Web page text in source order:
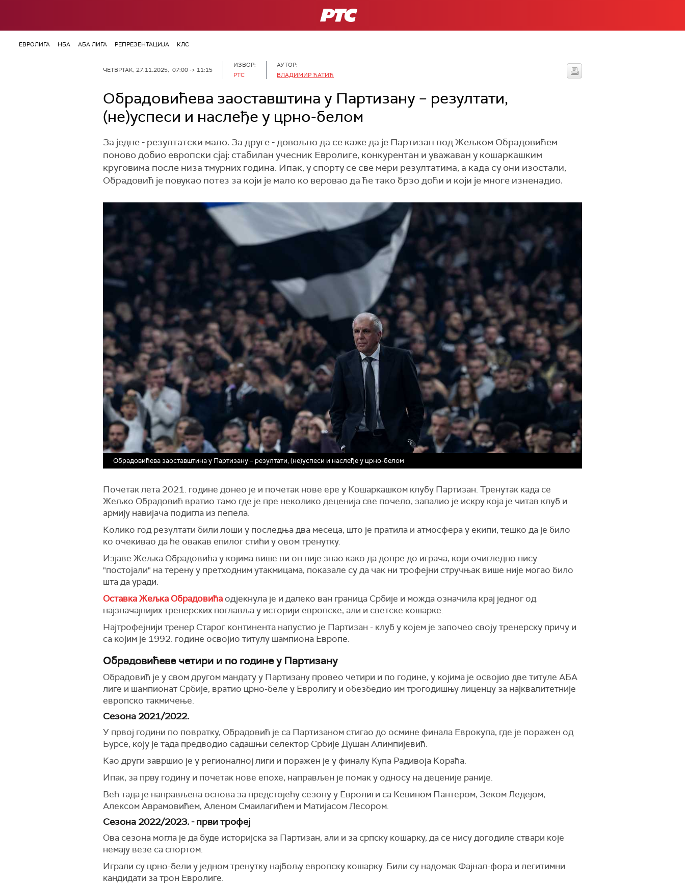
РТС
ЕВРОЛИГА НБА АБА ЛИГА РЕПРЕЗЕНТАЦИЈА КЛС
ЧЕТВРТАК, 27.11.2025, 07:00 -> 11:15
ИЗВОР:
РТС
АУТОР:
ВЛАДИМИР ЋАТИЋ
Обрадовићева заоставштина у Партизану – резултати,
(не)успеси и наслеђе у црно-белом
За једне - резултатски мало. За друге - довољно да се каже да је Партизан под Жељком Обрадовићем
поново добио европски сјај: стабилан учесник Евролиге, конкурентан и уважаван у кошаркашким
круговима после низа тмурних година. Ипак, у спорту се све мери резултатима, а када су они изостали,
Обрадовић је повукао потез за који је малo ко веровао да ће тако брзо доћи и који је многе изненадио.
Обрадовићева заоставштина у Партизану – резултати, (не)успеси и наслеђе у црно-белом
Почетак лета 2021. године донео је и почетак нове ере у Кошаркашком клубу Партизан. Тренутак када се
Жељко Обрадовић вратио тамо где је пре неколико деценија све почело, запалио је искру која је читав клуб и
армију навијача подигла из пепела.
Колико год резултати били лоши у последња два месеца, што је пратила и атмосфера у екипи, тешко да је било
ко очекивао да ће овакав епилог стићи у овом тренутку.
Изјаве Жељка Обрадовића у којима више ни он није знао како да допре до играча, који очигледно нису
"постојали" на терену у претходним утакмицама, показале су да чак ни трофејни стручњак више није могао било
шта да уради.
Оставка Жељка Обрадовића одјекнула је и далеко ван граница Србије и можда означила крај једног од
најзначајнијих тренерских поглавља у историји европске, али и светске кошарке.
Најтрофејнији тренер Старог континента напустио је Партизан - клуб у којем је започео своју тренерску причу и
са којим је 1992. године освојио титулу шампиона Европе.
Обрадовићеве четири и по године у Партизану
Обрадовић је у свом другом мандату у Партизану провео четири и по године, у којима је освојио две титуле АБА
лиге и шампионат Србије, вратио црно-беле у Евролигу и обезбедио им трогодишњу лиценцу за најквалитетније
европско такмичење.
Сезона 2021/2022.
У првој години по повратку, Обрадовић је са Партизаном стигао до осмине финала Еврокупа, где је поражен од
Бурсе, коју је тада предводио садашњи селектор Србије Душан Алимпијевић.
Као други завршио је у регионалној лиги и поражен је у финалу Купа Радивоја Кораћа.
Ипак, за прву годину и почетак нове епохе, направљен је помак у односу на деценије раније.
Већ тада је направљена основа за предстојећу сезону у Евролиги са Кевином Пантером, Зеком Ледејом,
Алексом Аврамовићем, Аленом Смаилагићем и Матијасом Лесором.
Сезона 2022/2023. - први трофеј
Ова сезона могла је да буде историјска за Партизан, али и за српску кошарку, да се нису догодиле ствари које
немају везе са спортом.
Играли су црно-бели у једном тренутку најбољу европску кошарку. Били су надомак Фајнал-фора и легитимни
кандидати за трон Евролиге.